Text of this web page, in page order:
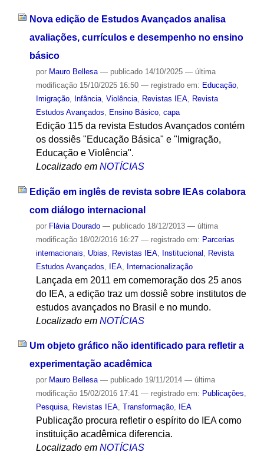
Nova edição de Estudos Avançados analisa
avaliações, currículos e desempenho no ensino
básico
por Mauro Bellesa — publicado14/10/2025 — última
modificação15/10/2025 16:50 — registrado em: Educação,
Imigração, Infância, Violência, Revistas IEA, Revista
Estudos Avançados, Ensino Básico, capa
Edição 115 da revista Estudos Avançados contém
os dossiês "Educação Básica" e "Imigração,
Educação e Violência".
Localizado em NOTÍCIAS
Edição em inglês de revista sobre IEAs colabora
com diálogo internacional
por Flávia Dourado — publicado18/12/2013 — última
modificação18/02/2016 16:27 — registrado em: Parcerias
internacionais
Ubias Revistas IEA, Institucional
Revista
Estudos Avançados
IEA, Internacionalização
Lançada em 2011 em comemoração dos 25 anos
do IEA, a edição traz um dossiê sobre institutos de
estudos avançados no Brasil e no mundo.
Localizado em NOTÍCIAS
Um objeto gráfico não identificado para refletir a
experimentação acadêmica
por Mauro Bellesa — publicado19/11/2014 — última
modificação15/02/2016 17:41 — registrado em: Publicações,
Pesquisa, Revistas IEA, Transformação, IEA
Publicação procura refletir o espírito do IEA como
instituição acadêmica diferencia.
Localizado em NOTÍCIAS